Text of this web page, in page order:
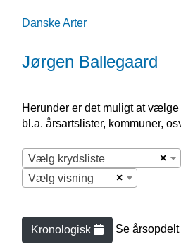
Danske Arter
Jørgen Ballegaard
Herunder er det muligt at
bl.a. årsartslister, kommuner,
×
Vælg krydsliste
×
Vælg visning
Kronologisk Se